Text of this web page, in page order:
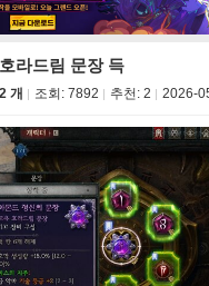
라드림 문장 득
개 조회: 7892 추천: 2 2026-